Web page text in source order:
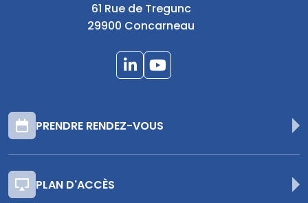
61 Rue de Tregunc
29900 Concarneau
PRENDRE RENDEZ-VOUS
PLAN D'ACCÈS